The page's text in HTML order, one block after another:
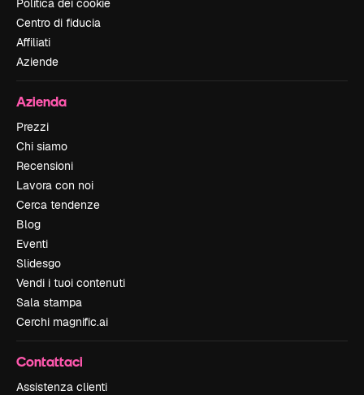
Politica dei cookie
Centro di fiducia
Affiliati
Aziende
Azienda
Prezzi
Chi siamo
Recensioni
Lavora con noi
Cerca tendenze
Blog
Eventi
Slidesgo
Vendi i tuoi contenuti
Sala stampa
Cerchi magnific.ai
Contattaci
Assistenza clienti